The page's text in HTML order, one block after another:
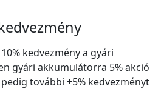
kedvezmény a gyári
gyári akkumulátorra 5% akció
további +5% kedvezményt